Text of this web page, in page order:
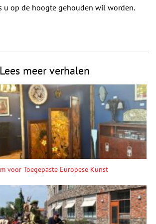
u op de hoogte gehouden wil worden.
Lees meer verhalen
voor Toegepaste Europese Kunst